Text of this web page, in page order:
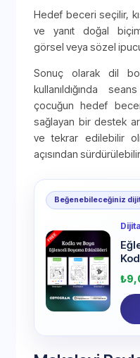
Hedef beceri seçilir,
ve yanıt doğal
görsel veya sözel
Sonuç olarak dil
kullanıldığında
çocuğun hedef
sağlayan bir destek
ve tekrar edilebilir
açısından
Beğenebileceğiniz
₺